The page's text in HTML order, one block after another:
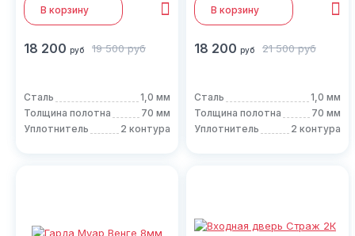
В корзину
18 200 руб 19 500 руб
Сталь
1,0 мм
Толщина полотна
70 мм
Уплотнитель
2 контура
В корзину
18 200 руб 21 500 руб
Сталь
1,0 мм
Толщина полотна
70 мм
Уплотнитель
2 контура